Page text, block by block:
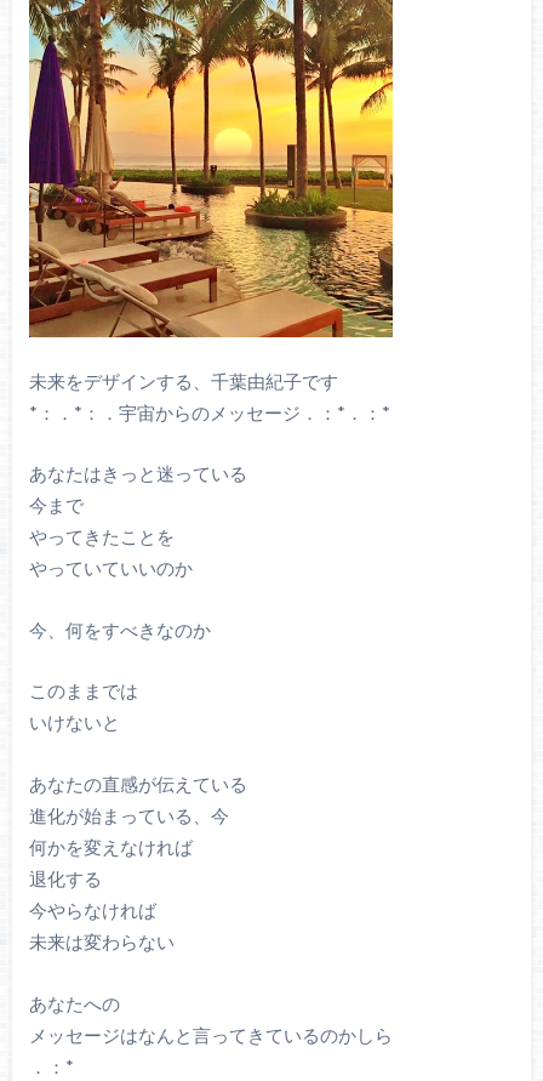
未来をデザインする、千葉由紀子です
*：．*：．宇宙からのメッセージ．：*．：*
あなたはきっと迷っている
今まで
やってきたことを
やっていていいのか
今、何をすべきなのか
このままでは
いけないと
あなたの直感が伝えている
進化が始まっている、今
何かを変えなければ
退化する
今やらなければ
未来は変わらない
あなたへの
メッセージはなんと言ってきているのかしら
．：*